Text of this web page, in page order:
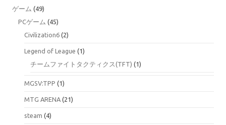
ゲーム (49)
PCゲーム (45)
Civilization6 (2)
Legend of League (1)
チームファイトタクティクス(TFT) (1)
MGSV:TPP (1)
MTG ARENA (21)
steam (4)